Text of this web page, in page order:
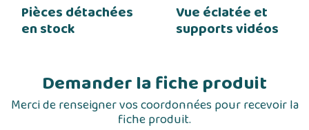
Pièces détachées
en stock
Vue éclatée et
supports vidéos
Demander la fiche produit
Merci de renseigner vos coordonnées pour recevoir la
fiche produit.